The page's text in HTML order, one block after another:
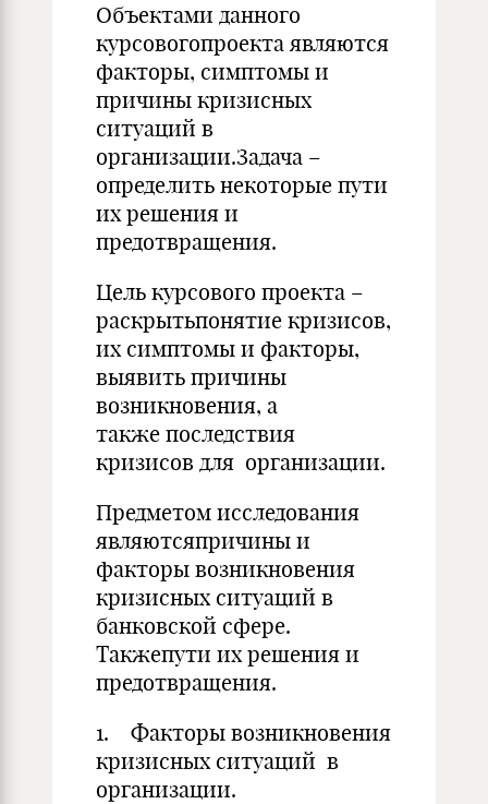
Объектами данного
курсовогопроекта являются
факторы, симптомы и
причины кризисных
ситуаций в
организации.Задача –
определить некоторые пути
их решения и
предотвращения.
Цель курсового проекта –
раскрытьпонятие кризисов,
их симптомы и факторы,
выявить причины
возникновения, а
также последствия
кризисов для организации.
Предметом исследования
являютсяпричины и
факторы возникновения
кризисных ситуаций в
банковской сфере.
Такжепути их решения и
предотвращения.
1. Факторы возникновения
кризисных ситуаций в
организации.